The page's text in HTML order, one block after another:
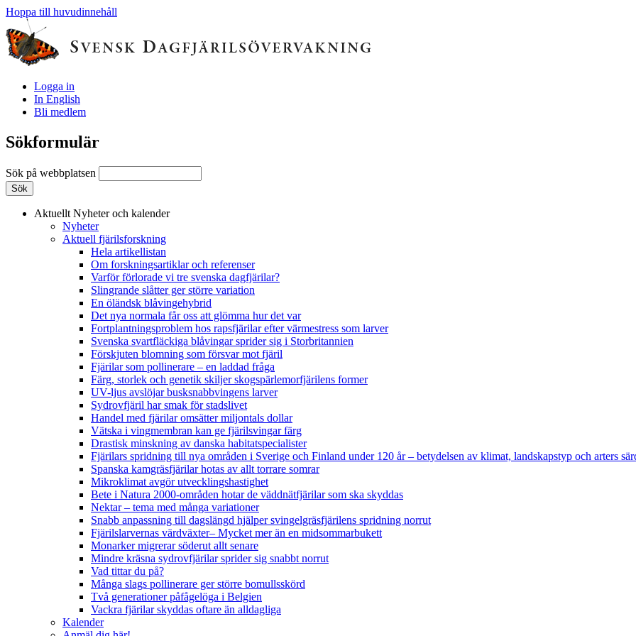
Hoppa till huvudinnehåll
Logga in
In English
Bli medlem
Sökformulär
Sök på webbplatsen
Aktuellt Nyheter och kalender
Nyheter
Aktuell fjärilsforskning
Hela artikellistan
Om forskningsartiklar och referenser
Varför förlorade vi tre svenska dagfjärilar?
Slingrande slåtter ger större variation
En öländsk blåvingehybrid
Det nya normala får oss att glömma hur det var
Fortplantningsproblem hos rapsfjärilar efter värmestress som larver
Svenska svartfläckiga blåvingar sprider sig i Storbritannien
Förskjuten blomning som försvar mot fjäril
Fjärilar som pollinerare – en laddad fråga
Färg, storlek och genetik skiljer skogspärlemorfjärilens former
UV-ljus avslöjar busksnabbvingens larver
Sydrovfjäril har smak för stadslivet
Handel med fjärilar omsätter miljontals dollar
Vätska i vingmembran kan ge fjärilsvingar färg
Drastisk minskning av danska habitatspecialister
Fjärilars spridning till nya områden i Sverige och Finland under 120 år– betydelsen av klimat, landskapstyp och arters
Spanska kamgräsfjärilar hotas av allt torrare somrar
Mikroklimat avgör utvecklingshastighet
Bete i Natura 2000-områden hotar de väddnätfjärilar som ska skyddas
Nektar – tema med många variationer
Snabb anpassning till dagslängd hjälper svingelgräsfjärilens spridning norrut
Fjärilslarvernas värdväxter– Mycket mer än en midsommarbukett
Monarker migrerar söderut allt senare
Mindre kräsna sydrovfjärilar sprider sig snabbt norrut
Vad tittar du på?
Många slags pollinerare ger större bomullsskörd
Två generationer påfågelöga i Belgien
Vackra fjärilar skyddas oftare än alldagliga
Kalender